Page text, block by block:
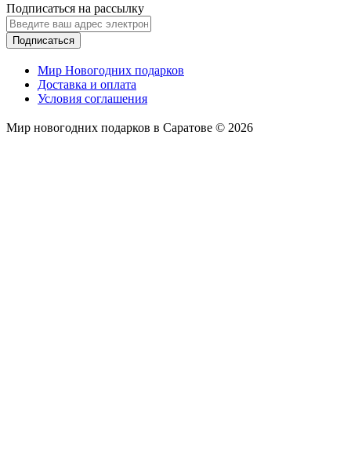
Подписаться на рассылку
Подписаться
Мир Новогодних подарков
Доставка и оплата
Условия соглашения
Мир новогодних подарков в Саратове © 2026